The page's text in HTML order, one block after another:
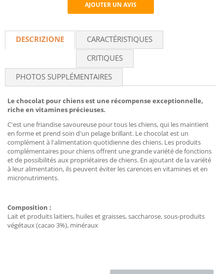
Recommend
AJOUTER UN AVIS
DESCRIZIONE
CARACTÉRISTIQUES
CRITIQUES
PHOTOS SUPPLÉMENTAIRES
Le chocolat pour chiens est une récompense exceptionnelle,
riche en vitamines précieuses.
C'est une friandise savoureuse pour tous les chiens, qui les maintient
en forme et prend soin d'un pelage brillant. Le chocolat est un
complément à l'alimentation quotidienne des chiens. Les produits
complémentaires pour chiens offrent une grande variété de fonctions
et de possibilités aux propriétaires de chiens. En ajoutant de la variété
à leur alimentation, ils peuvent éviter les carences en vitamines et en
micronutriments.
Composition :
Lait et produits laitiers, huiles et graisses, saccharose, sous-produits
végétaux (cacao 3%), minéraux